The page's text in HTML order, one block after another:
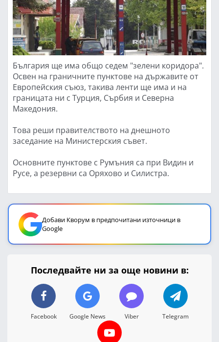
България ще има общо седем "зелени коридора".
Освен на граничните пунктове на държавите от
Европейския съюз, такива ленти ще има и на
границата ни с Турция, Сърбия и Северна
Македония.
Това реши правителството на днешното
заседание на Министерския съвет.
Основните пунктове с Румъния са при Видин и
Русе, а резервни са Оряхово и Силистра.
Добави Кворум в предпочитани източници в
Google
Последвайте ни за още новини в:
Facebook Google News Viber Telegram